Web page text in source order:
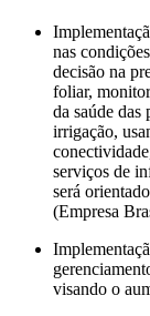
nas
decisão na
foliar,
da saúde das
irrigação,
serviços de
será
(Empresa
visando o